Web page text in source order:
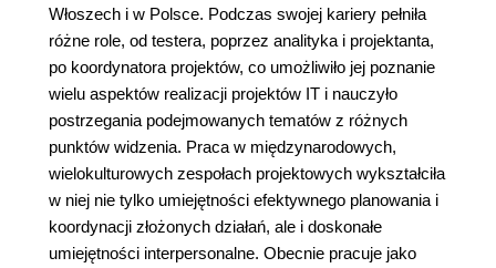
Włoszech i w Polsce. Podczas swojej kariery pełniła
różne role, od testera, poprzez analityka i projektanta,
po koordynatora projektów, co umożliwiło jej poznanie
wielu aspektów realizacji projektów IT i nauczyło
postrzegania podejmowanych tematów z różnych
punktów widzenia. Praca w międzynarodowych,
wielokulturowych zespołach projektowych wykształciła
w niej nie tylko umiejętności efektywnego planowania i
koordynacji złożonych działań, ale i doskonałe
umiejętności interpersonalne. Obecnie pracuje jako